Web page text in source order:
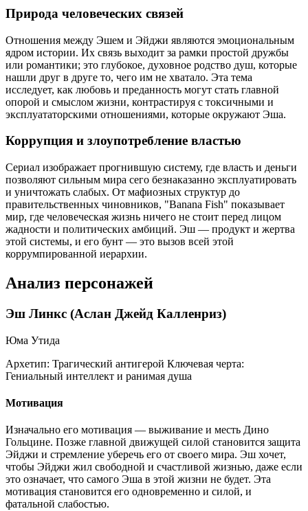
Природа человеческих связей
Отношения между Эшем и Эйджи являются эмоциональным
ядром истории. Их связь выходит за рамки простой дружбы
или романтики; это глубокое, духовное родство душ, которые
нашли друг в друге то, чего им не хватало. Эта тема
исследует, как любовь и преданность могут стать главной
опорой и смыслом жизни, контрастируя с токсичными и
эксплуататорскими отношениями, которые окружают Эша.
Коррупция и злоупотребление властью
Сериал изображает прогнившую систему, где власть и деньги
позволяют сильным мира сего безнаказанно эксплуатировать
и уничтожать слабых. От мафиозных структур до
правительственных чиновников, "Banana Fish" показывает
мир, где человеческая жизнь ничего не стоит перед лицом
жадности и политических амбиций. Эш — продукт и жертва
этой системы, и его бунт — это вызов всей этой
коррумпированной иерархии.
Анализ персонажей
Эш Линкс (Аслан Джейд Калленриз)
Юма Утида
Архетип: Трагический антигерой Ключевая черта:
Гениальный интеллект и ранимая душа
Мотивация
Изначально его мотивация — выживание и месть Дино
Гольцине. Позже главной движущей силой становится защита
Эйджи и стремление уберечь его от своего мира. Эш хочет,
чтобы Эйджи жил свободной и счастливой жизнью, даже если
это означает, что самого Эша в этой жизни не будет. Эта
мотивация становится его одновременно и силой, и
фатальной слабостью.